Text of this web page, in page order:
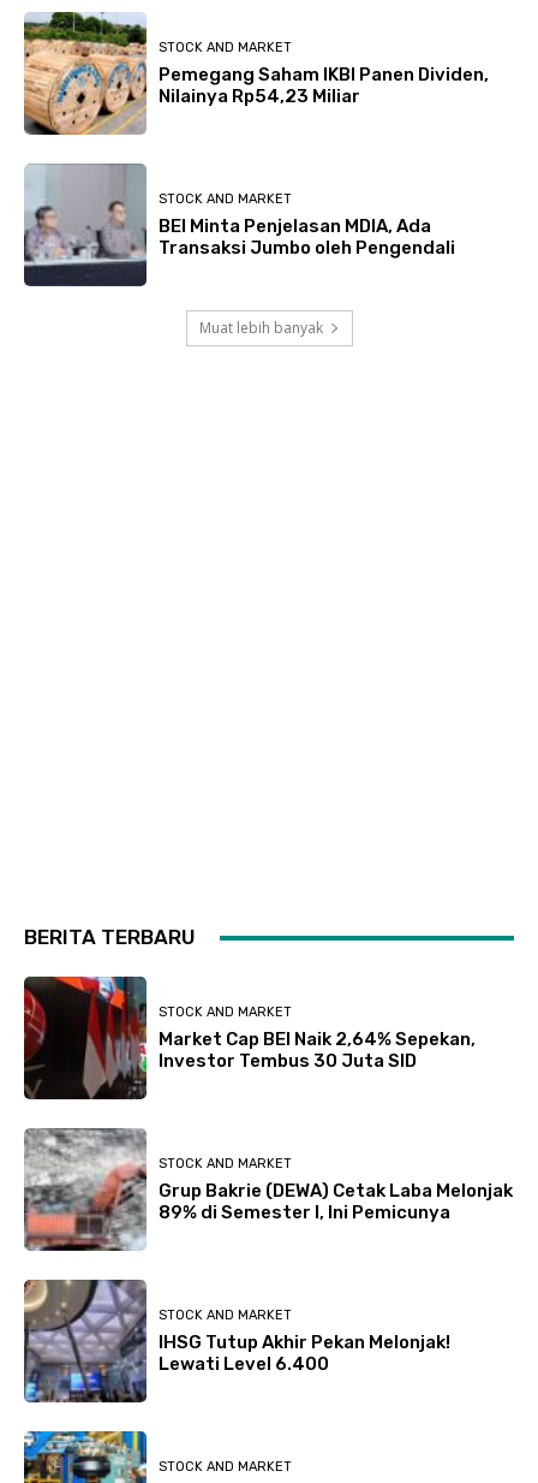
STOCK AND MARKET
Pemegang Saham IKBI Panen Dividen,
Nilainya Rp54,23 Miliar
STOCK AND MARKET
BEI Minta Penjelasan MDIA, Ada
Transaksi Jumbo oleh Pengendali
Muat lebih banyak
BERITA TERBARU
STOCK AND MARKET
Market Cap BEI Naik 2,64% Sepekan,
Investor Tembus 30 Juta SID
STOCK AND MARKET
Grup Bakrie (DEWA) Cetak Laba Melonjak
89% di Semester I, Ini Pemicunya
STOCK AND MARKET
IHSG Tutup Akhir Pekan Melonjak!
Lewati Level 6.400
STOCK AND MARKET